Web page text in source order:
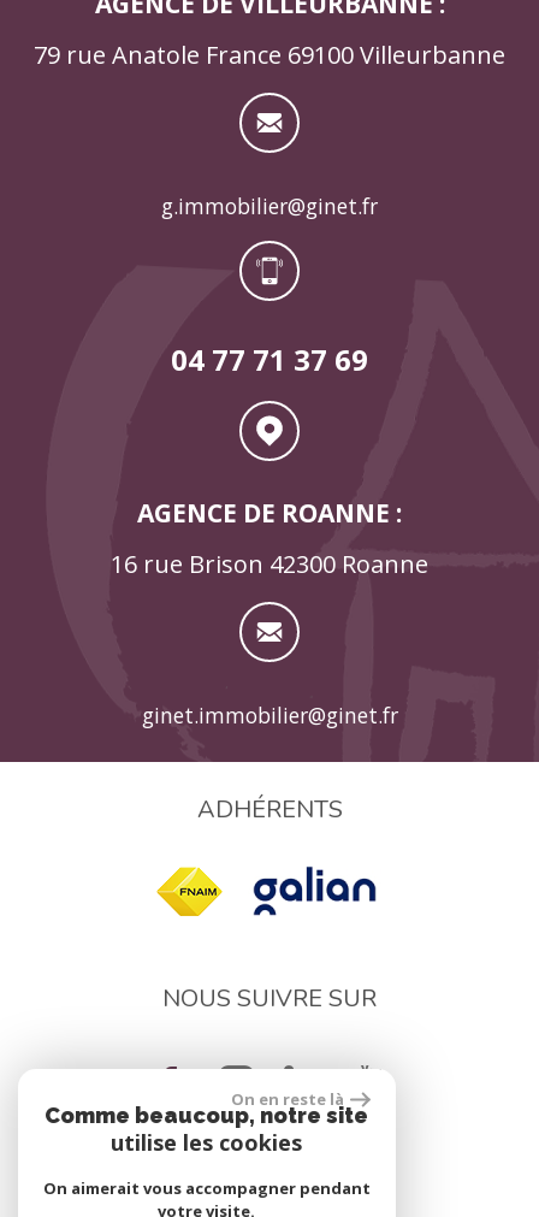
79 rue Anatole France 69100 Villeurbanne
g.immobilier@ginet.fr
04 77 71 37 69
AGENCE DE ROANNE :
16 rue Brison 42300 Roanne
ginet.immobilier@ginet.fr
ADHÉRENTS
NOUS SUIVRE SUR
réalisé par
On en reste là
Comme beaucoup, notre site
utilise les cookies
On aimerait vous accompagner pendant
votre visite.